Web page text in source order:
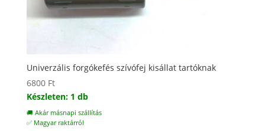
Univerzális forgókefés szívófej kisállat tartóknak
6800 Ft
Készleten: 1 db
🚚 Akár másnapi szállítás
✅ Magyar raktárról